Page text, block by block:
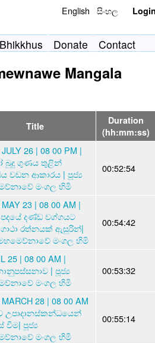
English සිංහල
Bhikkhus Donate Contact
Mangala
Title
Duration
(hh:mm:ss)
26 | 08 00 PM |
බුදු ගුණය තුළින්
වඩන ආකාරය | පූජ්‍ය
මංගල හිමි
00:52:54
23 | 08 00 AM |
දණ්ඩ වග්ගයට
රත්නයක් ඇසුරින්|
මංගල හිමි
00:54:42
25 | 08 00 AM |
| පූජ්‍ය
මංගල හිමි
00:53:32
28 | 08 00 AM
උපාදානස්කන්ධයෙන්
වීම| පූජ්‍ය
මංගල හිමි
00:55:14